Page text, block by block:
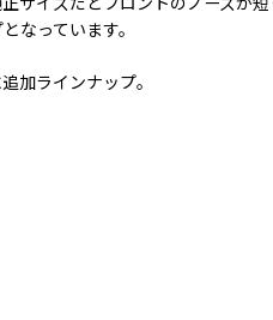
なっています。
加ラインナップ。